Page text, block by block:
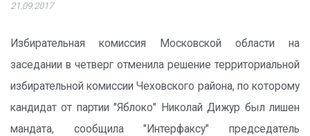
21.09.2017
Избирательная комиссия Московской области на
заседании в четверг отменила решение территориальной
избирательной комиссии Чеховского района, по которому
кандидат от партии "Яблоко" Николай Дижур был лишен
мандата, сообщила "Интерфаксу" председатель